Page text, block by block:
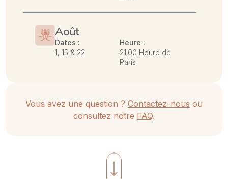
Août
Dates :
1, 15 & 22
Heure :
21:00 Heure de
Paris
Septembre
Dates :
13, 19 & 26
Heure :
21:00 Heure de
Vous avez une question ? Contactez-nous ou
consultez notre FAQ.